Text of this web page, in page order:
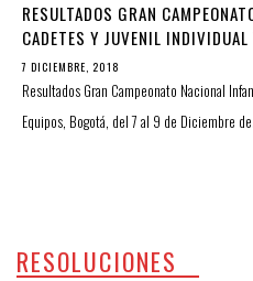
RESULTADOS GRAN
CADETES Y JUVENIL INDIVIDUAL
7 DICIEMBRE, 2018
Resultados Gran Campeonato Nacional
Equipos, Bogotá, del 7 al 9 de Diciembre
RESOLUCIONES